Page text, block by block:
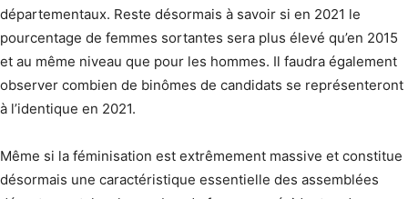
départementaux. Reste désormais à savoir si en 2021 le
pourcentage de femmes sortantes sera plus élevé qu’en 2015
et au même niveau que pour les hommes. Il faudra également
observer combien de binômes de candidats se représenteront
à l’identique en 2021.
Même si la féminisation est extrêmement massive et constitue
désormais une caractéristique essentielle des assemblées